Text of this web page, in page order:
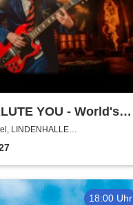
YOU - World's
Tribute to AC/DC
LINDENHALLE
18:00 Uhr